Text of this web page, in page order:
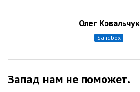
Олег Ковальчук
sandbox
Запад нам не поможет.